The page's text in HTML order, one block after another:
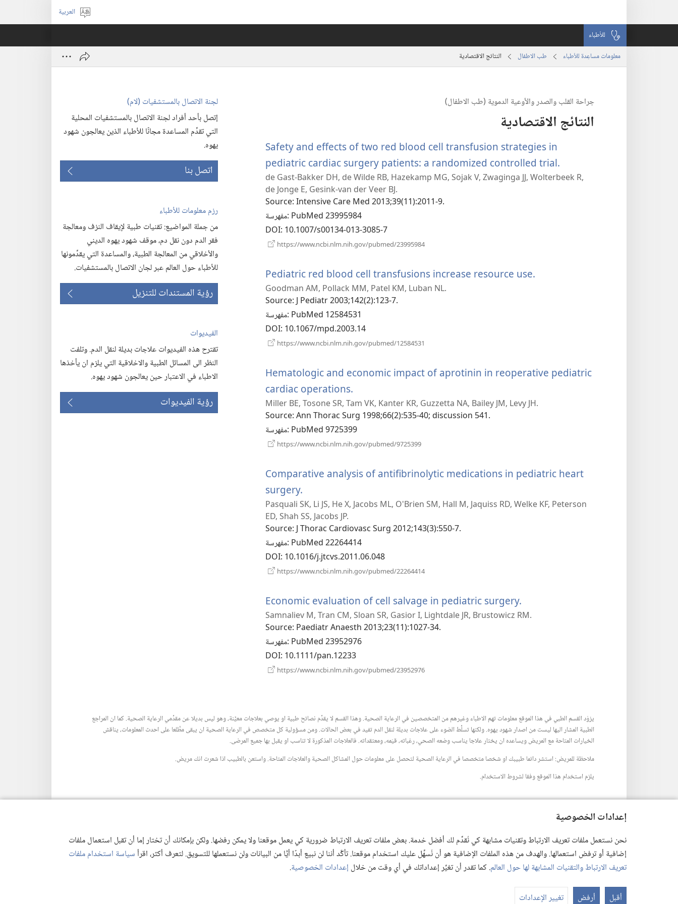
إعدادات الخصوصية
نحن نستعمل ملفات تعريف الارتباط وتقنيات مشابهة كي نُقدِّم لك أفضل خدمة. بعض ملفات تعريف الارتباط ضرورية كي يعمل موقعنا ولا يمكن رفضها. ولكن بإمكانك أن تختار إما أن تقبل استعمال ملفات
إضافية أو ترفض استعمالها. والهدف من هذه الملفات الإضافية هو أن نُسهِّل عليك استخدام موقعنا. تأكَّد أننا لن نبيع أبدًا أيًّا من البيانات ولن نستعملها للتسويق. لتعرف أكثر، اقرأسياسة استخدام ملفات
تعريف الارتباط والتقنيات المشابهة لها حول العالم. كما تقدر أن تغيِّر إعداداتك في أي وقت من خلال إعدادات الخصوصية.
أقبل أرفض تغيير الإعدادات
اختر
العربية
للأطباء
معلومات مساعِدة للأطباء طب الاطفال النتائج الاقتصادية
جراحة القلب والصدر والأوعية الدموية (طب الاطفال)
النتائج الاقتصادية
Safety and effects of two red blood cell transfusion strategies in
pediatric cardiac surgery patients: a randomized controlled trial.
نافذة
de Gast-Bakker DH, de Wilde RB, Hazekamp MG, Sojak V, Zwaginga JJ, Wolterbeek R,
de Jonge E, Gesink-van der Veer BJ.
Source‎: Intensive Care Med 2013;39(11):2011-9.
مفهرسة‎: PubMed 23995984
DOI‎: 10.1007/s00134-013-3085-7
https://www.ncbi.nlm.nih.gov/pubmed/23995984
Pediatric red blood cell transfusions increase resource use.
Goodman AM, Pollack MM, Patel KM, Luban NL.
Source‎: J Pediatr 2003;142(2):123-7.
مفهرسة‎: PubMed 12584531
DOI‎: 10.1067/mpd.2003.14
https://www.ncbi.nlm.nih.gov/pubmed/12584531
Hematologic and economic impact of aprotinin in reoperative pediatric
cardiac operations.
نافذة
جديدة)
Miller BE, Tosone SR, Tam VK, Kanter KR, Guzzetta NA, Bailey JM, Levy JH.
Source‎: Ann Thorac Surg 1998;66(2):535-40; discussion 541.
مفهرسة‎: PubMed 9725399
https://www.ncbi.nlm.nih.gov/pubmed/9725399
Comparative analysis of antifibrinolytic medications in pediatric heart
surgery.
نافذة
جديدة)
Pasquali SK, Li JS, He X, Jacobs ML, O'Brien SM, Hall M, Jaquiss RD, Welke KF, Peterson
ED, Shah SS, Jacobs JP.
Source‎: J Thorac Cardiovasc Surg 2012;143(3):550-7.
مفهرسة‎: PubMed 22264414
DOI‎: 10.1016/j.jtcvs.2011.06.048
https://www.ncbi.nlm.nih.gov/pubmed/22264414
Economic evaluation of cell salvage in pediatric surgery.
نافذة
Samnaliev M, Tran CM, Sloan SR, Gasior I, Lightdale JR, Brustowicz RM.
Source‎: Paediatr Anaesth 2013;23(11):1027-34.
مفهرسة‎: PubMed 23952976
DOI‎: 10.1111/pan.12233
https://www.ncbi.nlm.nih.gov/pubmed/23952976
لجنة الاتصال بالمستشفيات (‏لام)‏
إتصل بأحد أفراد لجنة الاتصال بالمستشفيات المحلية
التي تقدِّم المساعدة مجانًا للأطباء الذين يعالجون شهود
يهوه.‏
اتصل بنا
رزم معلومات للأطباء
من جملة المواضيع:‏ تقنيات طبية لإيقاف النزف ومعالجة
فقر الدم دون نقل دم،‏ موقف شهود يهوه الديني
والأخلاقي من المعالجة الطبية،‏ والمساعدة التي يقدِّمونها
للأطباء حول العالم عبر لجان الاتصال بالمستشفيات.‏
رؤية المستندات للتنزيل
الفيديوات
تقترح هذه الفيديوات علاجات بديلة لنقل الدم.‏ وتلفت
النظر الى المسائل الطبية والاخلاقية التي يلزم ان يأخذها
الاطباء في الاعتبار حين يعالجون شهود يهوه.‏
رؤية الفيديوات
يزوّد القسم الطبي في هذا الموقع معلومات تهم الاطباء وغيرهم من المتخصصين في الرعاية الصحية.‏ وهذا القسم لا يقدِّم نصائح طبية او يوصي بعلاجات معيَّنة،‏ وهو ليس بديلا عن مقدِّمي الرعاية الصحية.‏ كما ان المراجع
الطبية المشار اليها ليست من اصدار شهود يهوه.‏ ولكنها تسلِّط الضوء على علاجات بديلة لنقل الدم تفيد في بعض الحالات.‏ ومن مسؤولية كل متخصص في الرعاية الصحية ان يبقى مطَّلعا على احدث المعلومات،‏ يناقش
الخيارات المتاحة مع المريض ويساعده ان يختار علاجا يناسب وضعه الصحي،‏ رغباته،‏ قيَمه،‏ ومعتقداته.‏ فالعلاجات المذكورة لا تناسب او يقبل بها جميع المرضى.‏
ملاحظة للمريض:‏ استشر دائما طبيبك او شخصا متخصصا في الرعاية الصحية لتحصل على معلومات حول المشاكل الصحية والعلاجات المتاحة.‏ واستعن بالطبيب اذا شعرت انك مريض.‏
يلزم استخدام هذا الموقع وفقا لشروط الاستخدام.‏
© 2026 .Watch Tower Bible and Tract Society of Pennsylvania